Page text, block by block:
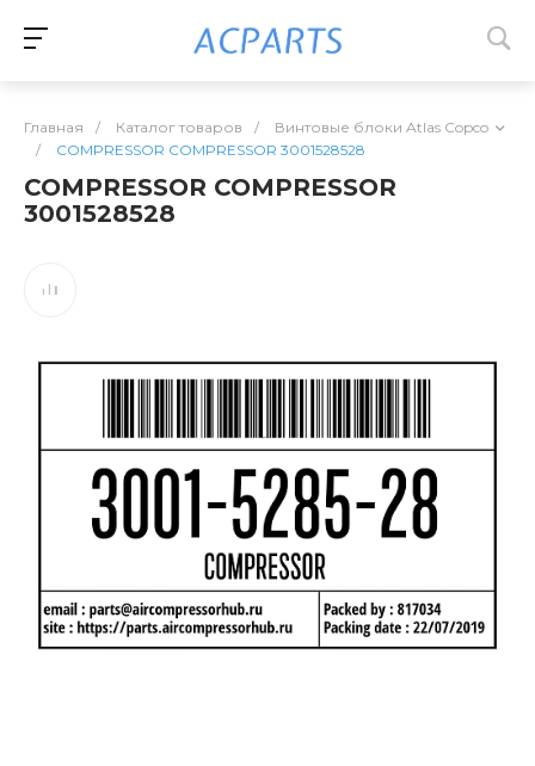
Главная / Каталог товаров /
Винтовые блоки Atlas Copco
/
COMPRESSOR COMPRESSOR 3001528528
COMPRESSOR COMPRESSOR
3001528528